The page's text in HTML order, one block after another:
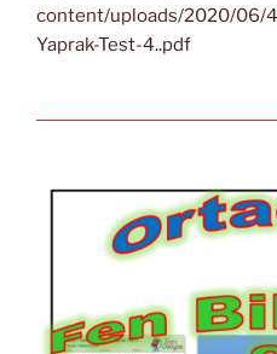
content/uploads/2020/06/
Yaprak-Test-4..pdf